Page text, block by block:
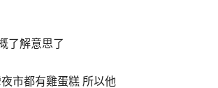
了解意思了
市都有雞蛋糕 所以他